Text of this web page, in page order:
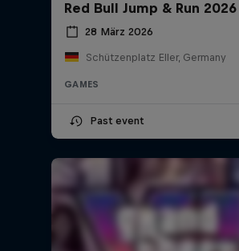
Red Bull Jump & Run 2026
28 März 2026
Schützenplatz Eller, Germany
GAMES
Past event